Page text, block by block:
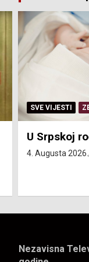
SERVISNE
Isključenja
avgust
Nezavisna